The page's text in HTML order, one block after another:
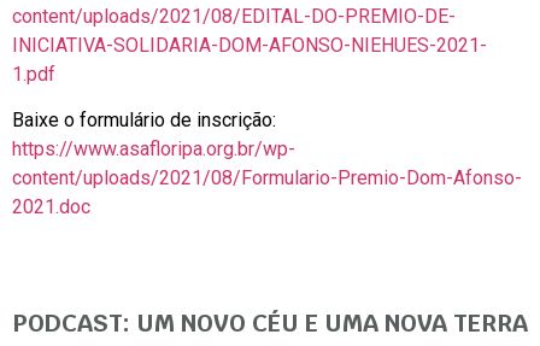
content/uploads/2021/08/EDITAL-DO-PREMIO-DE-
INICIATIVA-SOLIDARIA-DOM-AFONSO-NIEHUES-2021-
1.pdf
Baixe o formulário de inscrição:
https://www.asafloripa.org.br/wp-
content/uploads/2021/08/Formulario-Premio-Dom-Afonso-
2021.doc
PODCAST: UM NOVO CÉU E UMA NOVA TERRA